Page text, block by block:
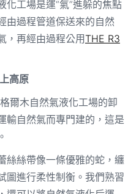
化工場是運“氣”進躲的焦點
由過程管道保送來的自然
，再經由過程公用THE R3
高原
爾木自然氣液化工場的卸
輸自然氣而專門建的，這是
絲絲帶像一條優雅的蛇，纏
圖進行柔性制衡。我們熟習